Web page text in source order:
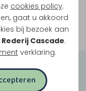
cookies policy.
gaat u akkoord
bij bezoek aan
Rederij Cascade.
verklaring.